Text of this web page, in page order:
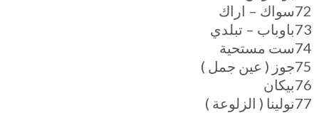
72سواك – اراك
73باوباب – تبلدي
74ست مستحية
75جوز ( عين جمل )
76بيكان
77نولينا ( الزلوعة )